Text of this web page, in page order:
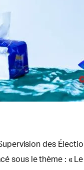
des
sous le thème : «